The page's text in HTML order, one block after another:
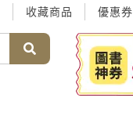
收藏商品 優惠券